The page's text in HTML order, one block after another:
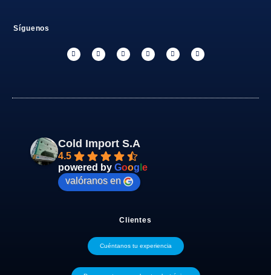
Síguenos
Cold Import S.A
4.5
powered by Goog e
valóranos en
Clientes
Cuéntanos tu experiencia